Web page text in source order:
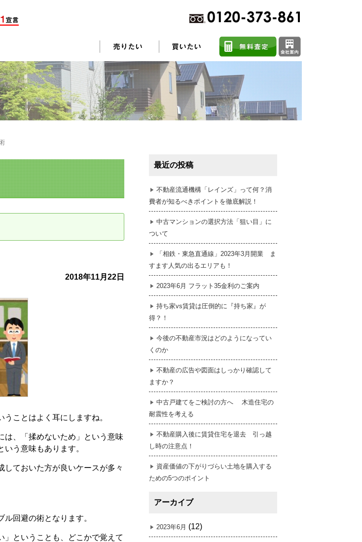
売却されたお客様の声 不動産売却に関するよくある質問
不動産売却成功のコツ 任意売却
売買契約のご締結
不動産購入に関するよくある質問
組み リニュアル仲介で実現する豊かな暮らし はじめての物件探し
2018年11月22日
ことはよく耳にしますね。
は、「揉めないため」という意味
う意味もあります。
しておいた方が良いケースが多々
回避の術となります。
」ということも、どこかで覚えて
最近の投稿
不動産流通機構「レインズ」って何？消
費者が知るべきポイントを徹底解説！
中古マンションの選択方法「狙い目」に
ついて
「相鉄・東急直通線」2023年3月開業 ま
すます人気の出るエリアも！
2023年6月 フラット35金利のご案内
持ち家vs賃貸は圧倒的に『持ち家』が
得？！
今後の不動産市況はどのようになってい
くのか
不動産の広告や図面はしっかり確認して
ますか？
中古戸建てをご検討の方へ 木造住宅の
耐震性を考える
不動産購入後に賃貸住宅を退去 引っ越
し時の注意点！
資産価値の下がりづらい土地を購入する
ための5つのポイント
アーカイブ
2023年6月 (12)